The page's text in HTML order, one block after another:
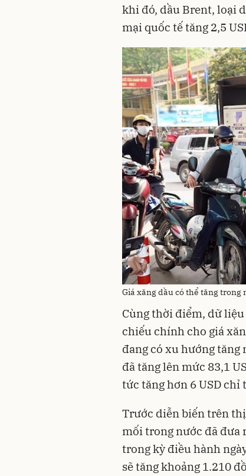
khi đó, dầu Brent, loại
mại quốc tế tăng 2,5
Giá xăng dầu có thể tăng trong
Cùng thời điểm, dữ
chiếu chính cho giá
đang có xu hướng tăng
đã tăng lên mức 83,1
tức tăng hơn 6 USD
Trước diễn biến trên
mối trong nước đã đưa
trong kỳ điều hành
sẽ tăng khoảng 1.210